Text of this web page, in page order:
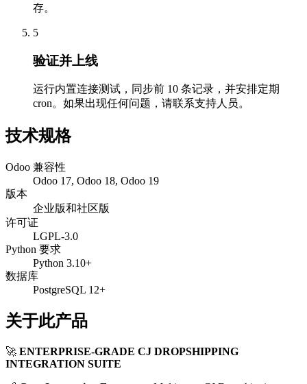
存。
5
验证并上线
运行内置连接测试，同步前 10 条记录，并安排定期
cron。如果出现任何问题，请联系支持人员。
技术规格
Odoo 兼容性
Odoo 17, Odoo 18, Odoo 19
版本
企业版和社区版
许可证
LGPL-3.0
Python 要求
Python 3.10+
数据库
PostgreSQL 12+
关于此产品
🚀 ENTERPRISE-GRADE CJ DROPSHIPPING
INTEGRATION SUITE